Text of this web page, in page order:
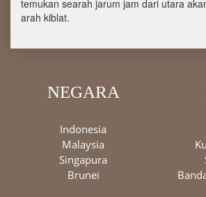
temukan searah jarum jam dari utara
arah kiblat.
NEGARA
Indonesia
Malaysia
Singapura
Brunei